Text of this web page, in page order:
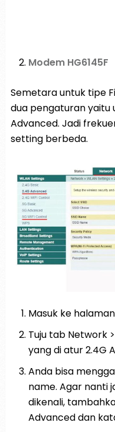
Modem HG6145F
Semetara untuk tipe
dua pengaturan yaitu
Advanced. Jadi
setting berbeda.
Masuk ke
Tuju tab Network
yang di atur 2.4G
Anda bisa
name. Agar nanti
dikenali,
Advanced dan